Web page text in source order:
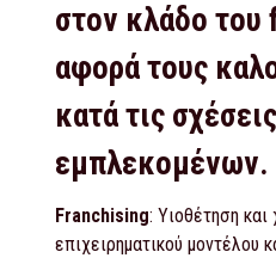
στον κλάδο
αφορά τους
κατά τις
εμπλεκομένων.
Franchising: Υιοθέτηση και
επιχειρηματικού μοντέλου